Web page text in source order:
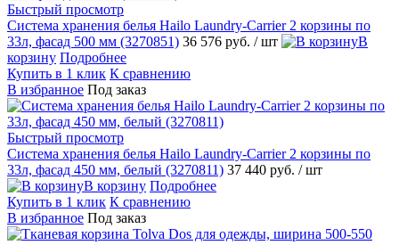
Быстрый просмотр
Система хранения белья Hailo Laundry-Carrier 2 корзины по
33л, фасад 500 мм (3270851) 36 576 руб. / шт
В
корзину Подробнее
Купить в 1 клик К сравнению
В избранное Под заказ
Быстрый просмотр
Система хранения белья Hailo Laundry-Carrier 2 корзины по
33л, фасад 450 мм, белый (3270811) 37 440 руб. / шт
В корзину Подробнее
Купить в 1 клик К сравнению
В избранное Под заказ